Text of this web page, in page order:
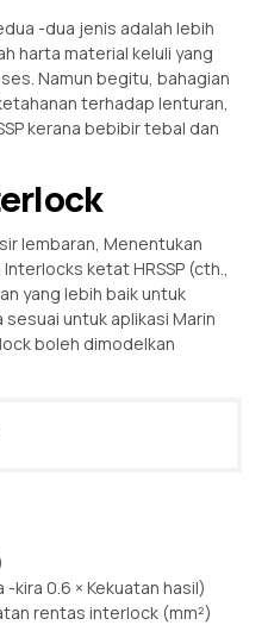
-dua jenis adalah lebih
harta material keluli yang
Namun begitu, bahagian
terhadap lenturan,
kerana bebibir tebal dan
lembaran, Menentukan
ketat HRSSP (cth.,
yang lebih baik untuk
untuk aplikasi Marin
boleh dimodelkan
kira 0.6 × Kekuatan hasil)
rentas interlock (mm²)